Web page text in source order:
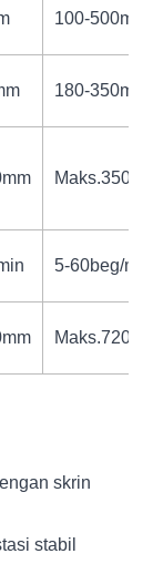
100-500mm
180-350mm
5-60beg/min
skrin
stabil